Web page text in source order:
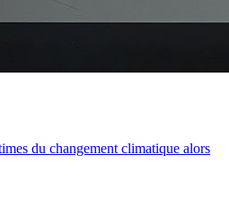
du changement climatique alors